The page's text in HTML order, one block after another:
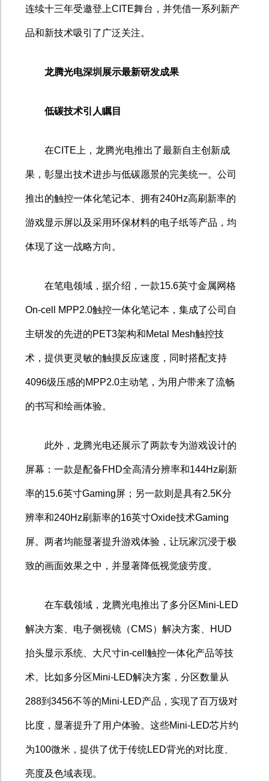
连续十三年受邀登上CITE舞台，并凭借一系列新产
品和新技术吸引了广泛关注。
龙腾光电深圳展示最新研发成果
低碳技术引人瞩目
在CITE 上，龙腾光电推出了最新自主创新成
果，彰显出技术进步与低碳愿景的完美统一。公司
推出的触控一体化笔记本、拥有240Hz高刷新率的
游戏显示屏以及采用环保材料的电子纸等产品，均
体现了这一战略方向。
在笔电领域，据介绍，一款15.6英寸金属网格
On-cell MPP2.0触控一体化笔记本，集成了公司自
主研发的先进的PET3架构和Metal Mesh触控技
术，提供更灵敏的触摸反应速度，同时搭配支持
4096级压感的MPP2.0主动笔，为用户带来了流畅
的书写和绘画体验。
此外，龙腾光电还展示了两款专为游戏设计的
屏幕：一款是配备FHD全高清分辨率和144Hz刷新
率的15.6英寸Gaming屏；另一款则是具有2.5K分
辨率和240Hz刷新率的16英寸Oxide技术Gaming
屏。两者均能显著提升游戏体验，让玩家沉浸于极
致的画面效果之中，并显著降低视觉疲劳度。
在车载领域，龙腾光电推出了多分区Mini-LED
解决方案、电子侧视镜（CMS）解决方案、 HUD
抬头显示系统、大尺寸in-cell 触控一体化产品等技
术。比如多分区Mini-LED解决方案，分区数量从
288到 3456不等的Mini-LED产品，实现了百万级对
比度，显著提升了用户体验。这些Mini-LED芯片约
为100微米，提供了优于传统LED背光的对比度、
亮度及色域表现。